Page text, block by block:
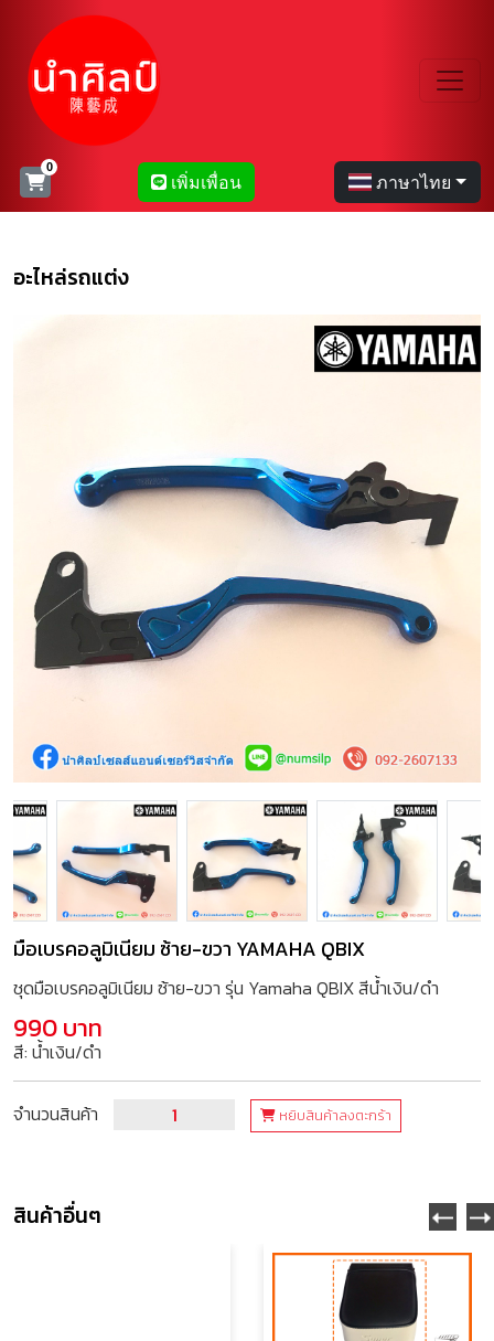
เพิ่มเพื่อน ภาษาไทย
อะไหล่รถแต่ง
มือเบรคอลูมิเนียม ซ้าย-ขวา YAMAHA QBIX
ชุดมือเบรคอลูมิเนียม ซ้าย-ขวา รุ่น Yamaha QBIX สีน้ำเงิน/ดำ
990 บาท
สี: น้ำเงิน/ดำ
จำนวนสินค้า หยิบสินค้าลงตะกร้า
สินค้าอื่นๆ